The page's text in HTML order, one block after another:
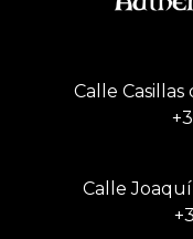
Calle Casillas
Calle